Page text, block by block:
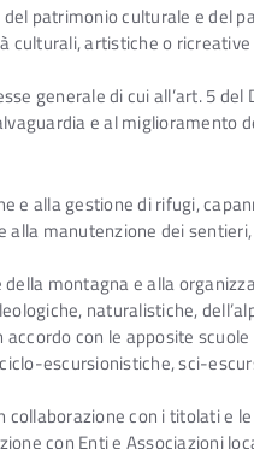
patrimonio culturale e del
culturali, artistiche o
generale di cui all’art. 5 del
e al miglioramento
e alla gestione di rifugi,
alla manutenzione dei
montagna e alla
naturalistiche,
con le apposite
escursionistiche, sci-
collaborazione con i titolati e
con Enti e Associazioni